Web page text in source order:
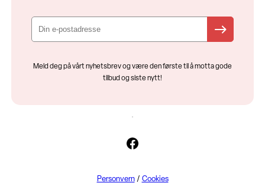
Meld deg på vårt nyhetsbrev og være den første til å motta gode
tilbud og siste nytt!
Facebook
Personvern/ Cookies